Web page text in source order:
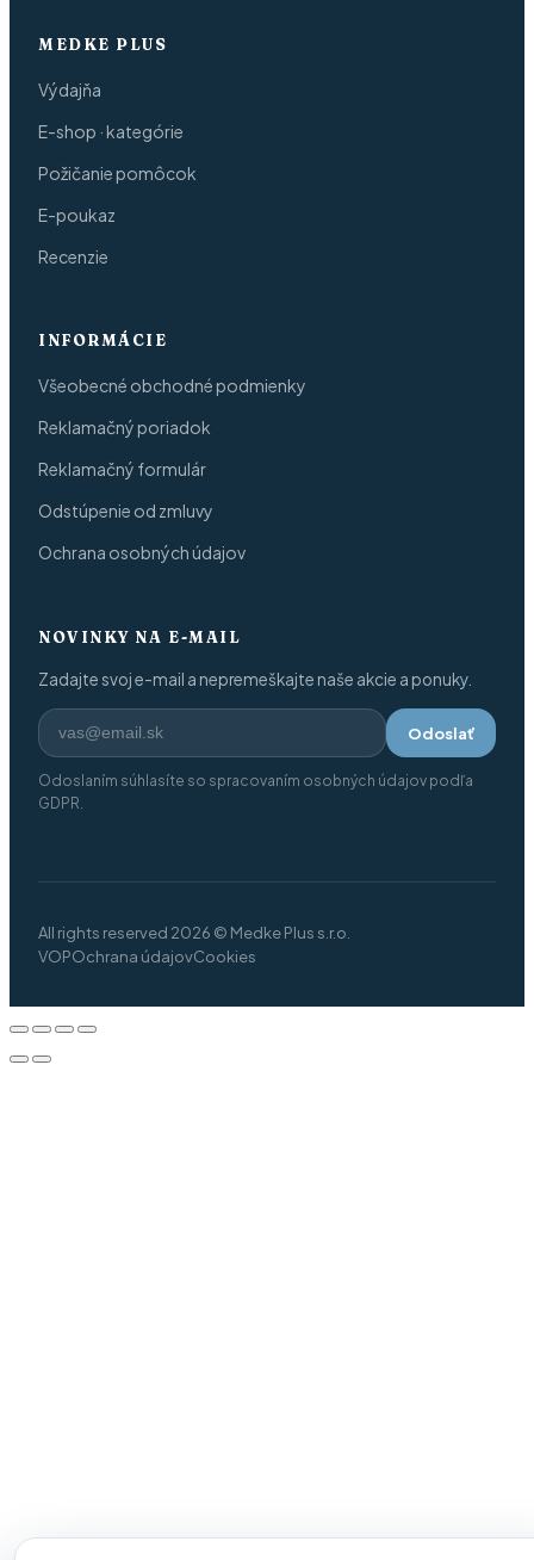
MEDKE PLUS
Výdajňa
E-shop · kategórie
Požičanie pomôcok
E-poukaz
Recenzie
INFORMÁCIE
Všeobecné obchodné podmienky
Reklamačný poriadok
Reklamačný formulár
Odstúpenie od zmluvy
Ochrana osobných údajov
NOVINKY NA E-MAIL
Zadajte svoj e-mail a nepremeškajte naše akcie a ponuky.
Odoslať
Odoslaním súhlasíte so spracovaním osobných údajov podľa
GDPR.
All rights reserved 2026 © Medke Plus s.r.o.
VOPOchrana údajovCookies